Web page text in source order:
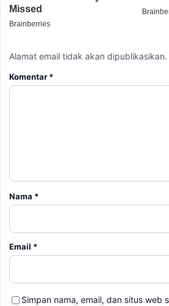
Alamat email tidak akan
Komentar *
Nama *
Email *
Simpan nama, email, dan situs web